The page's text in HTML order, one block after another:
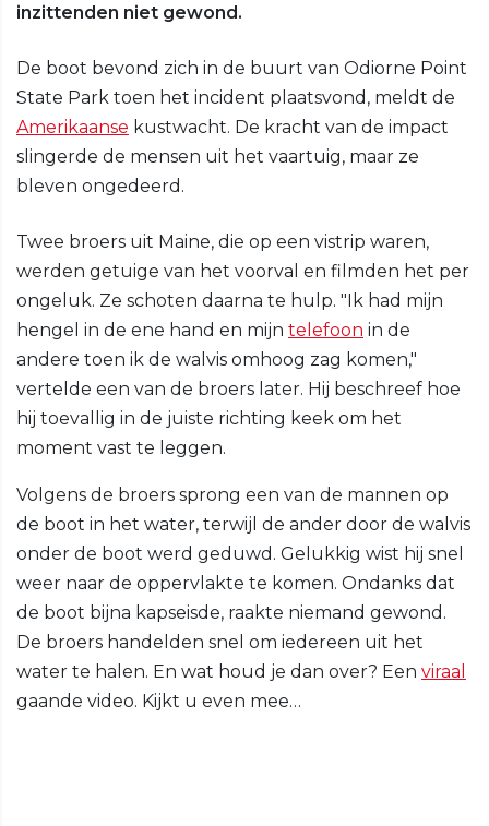
inzittenden niet gewond.
De boot bevond zich in de buurt van Odiorne Point
State Park toen het incident plaatsvond, meldt de
Amerikaanse kustwacht. De kracht van de impact
slingerde de mensen uit het vaartuig, maar ze
bleven ongedeerd.
Twee broers uit Maine, die op een vistrip waren,
werden getuige van het voorval en filmden het per
ongeluk. Ze schoten daarna te hulp. "Ik had mijn
hengel in de ene hand en mijn telefoon in de
andere toen ik de walvis omhoog zag komen,"
vertelde een van de broers later. Hij beschreef hoe
hij toevallig in de juiste richting keek om het
moment vast te leggen.
Volgens de broers sprong een van de mannen op
de boot in het water, terwijl de ander door de walvis
onder de boot werd geduwd. Gelukkig wist hij snel
weer naar de oppervlakte te komen. Ondanks dat
de boot bijna kapseisde, raakte niemand gewond.
De broers handelden snel om iedereen uit het
water te halen. En wat houd je dan over? Een viraal
gaande video. Kijkt u even mee…